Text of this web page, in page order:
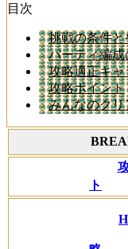
目次
挑戦の条件
パーティ編
攻略適正キャ
攻略ポイント
みんなのク
ト